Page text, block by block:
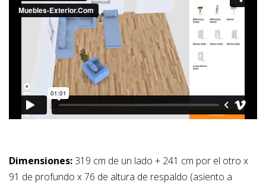
Dimensiones: 319 cm de un lado + 241 cm por el otro x
91 de profundo x 76 de altura de respaldo (asiento a